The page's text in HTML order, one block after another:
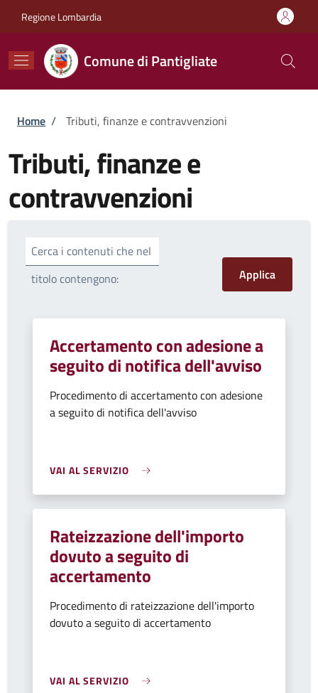
Regione Lombardia
Comune di Pantigliate
Briciole di pane
Home / Tributi, finanze e contravvenzioni
Tributi, finanze e
contravvenzioni
Cerca i contenuti che nel
titolo contengono:
Accertamento con adesione a
seguito di notifica dell'avviso
Procedimento di accertamento con adesione
a seguito di notifica dell'avviso
VAI AL SERVIZIO
Rateizzazione dell'importo
dovuto a seguito di
accertamento
Procedimento di rateizzazione dell'importo
dovuto a seguito di accertamento
VAI AL SERVIZIO